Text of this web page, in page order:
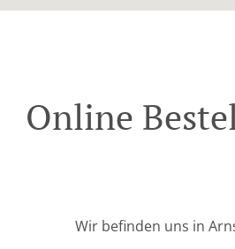
Online
Wir befinden uns in